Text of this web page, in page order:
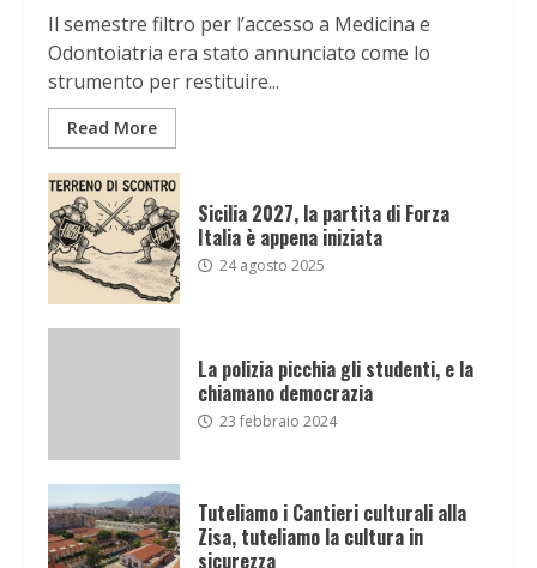
Il semestre filtro per l’accesso a Medicina e
Odontoiatria era stato annunciato come lo
strumento per restituire...
Read More
Sicilia 2027, la partita di Forza
Italia è appena iniziata
24 agosto 2025
La polizia picchia gli studenti, e la
chiamano democrazia
23 febbraio 2024
Tuteliamo i Cantieri culturali alla
Zisa, tuteliamo la cultura in
sicurezza